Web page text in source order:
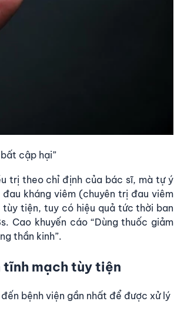
cập hại”
trị theo chỉ định của bác sĩ, mà tự ý
kháng viêm (chuyên trị đau viêm
tiện, tuy có hiệu quả tức thời ban
Cao khuyến cáo “Dùng thuốc giảm
thần kinh”.
tĩnh mạch tùy tiện
bệnh viện gần nhất để được xử lý